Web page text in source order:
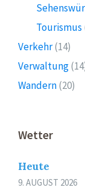
Tourismus
Verkehr(14)
Verwaltung
Wandern(20)
Wetter
Heute
9. AUGUST 2026